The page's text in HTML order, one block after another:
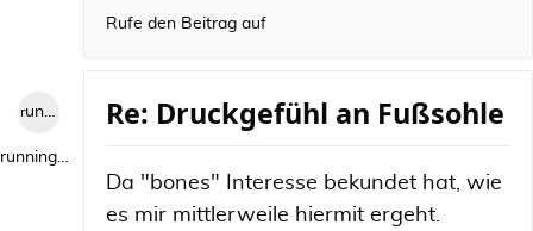
Rufe den Beitrag auf
runningwild1
runningwild1
Re: Druckgefühl an Fußsohle
Da "bones" Interesse bekundet hat, wie
es mir mittlerweile hiermit ergeht.